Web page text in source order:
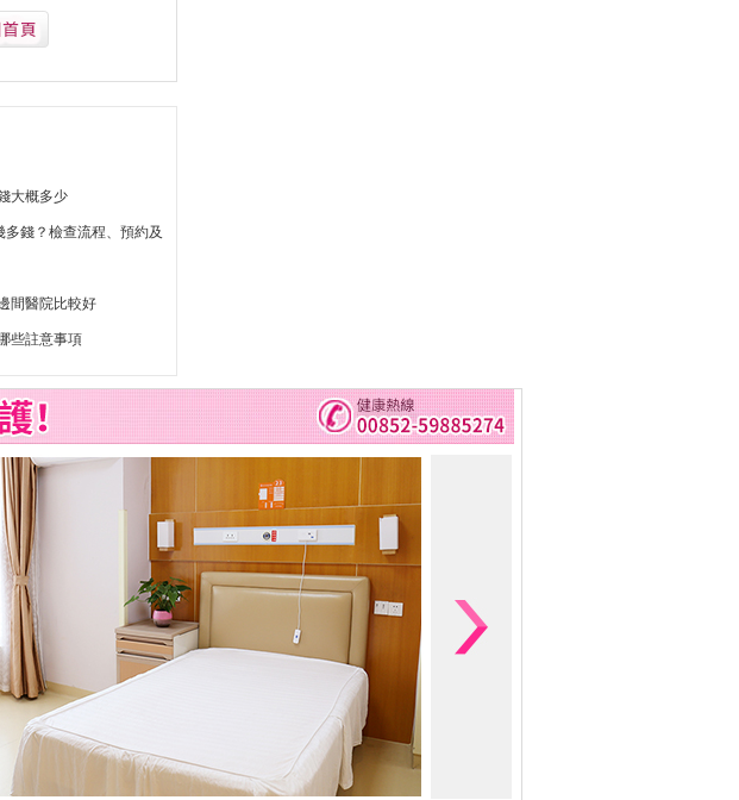
大概多少
錢？檢查流程、預約及
間醫院比較好
些註意事項